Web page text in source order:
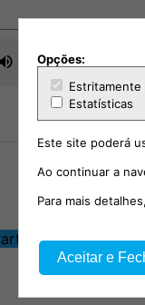
Opções:
Estritamente
Estatísticas
Este site poderá
Ao continuar a
Para mais
Aceitar e